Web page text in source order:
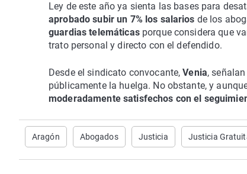
Ley de este año ya sienta las bases para
aprobado subir un 7% los salarios de los
guardias telemáticasporque considera que
trato personal y directo con el defendido.
Desde el sindicato convocante,Venia,
públicamente la huelga. No obstante, y
moderadamente satisfechos con el
Aragón Abogados Justicia Justicia